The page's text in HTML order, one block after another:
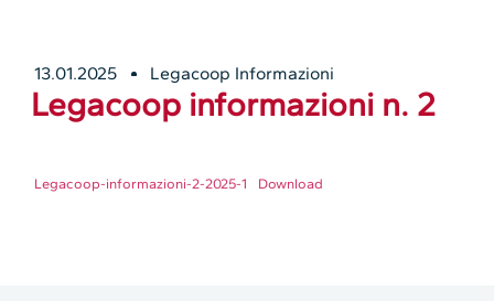
13.01.2025 Legacoop Informazioni
Legacoop informazioni n. 2
Legacoop-informazioni-2-2025-1 Download